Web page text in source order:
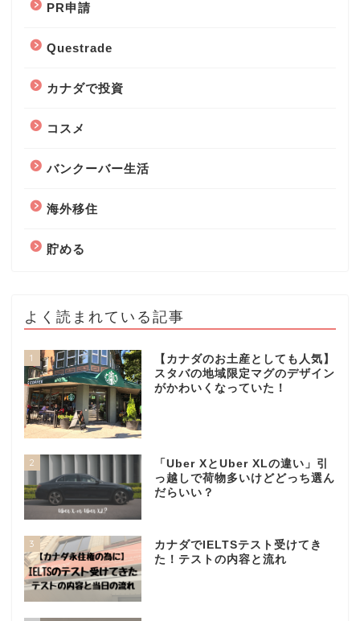
PR申請
Questrade
カナダで投資
コスメ
バンクーバー生活
海外移住
貯める
よく読まれている記事
1
【カナダのお土産としても人気】
スタバの地域限定マグのデザイン
がかわいくなっていた！
2
「Uber XとUber XLの違い」引
っ越しで荷物多いけどどっち選ん
だらいい？
3
カナダでIELTSテスト受けてき
た！テストの内容と流れ